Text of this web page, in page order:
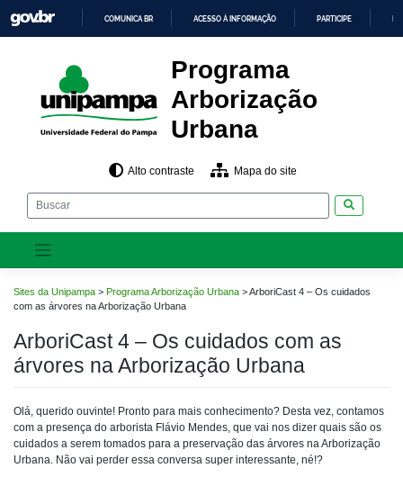
para
o
O
CONTEÚDO
COMUNICA BR ACESSO À INFORMAÇÃO PARTICIPE
Programa
Arborização
Urbana
Alto contraste Mapa do site
Sites da Unipampa > Programa Arborização Urbana >ArboriCast 4 – Os cuidados
com as árvores na Arborização Urbana
ArboriCast 4 – Os cuidados com as
árvores na Arborização Urbana
Olá, querido ouvinte! Pronto para mais conhecimento? Desta vez, contamos
com a presença do arborista Flávio Mendes, que vai nos dizer quais são os
cuidados a serem tomados para a preservação das árvores na Arborização
Urbana. Não vai perder essa conversa super interessante, né!?